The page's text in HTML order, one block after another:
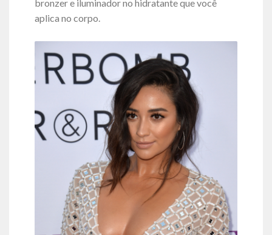
bronzer e iluminador no hidratante que você
aplica no corpo.